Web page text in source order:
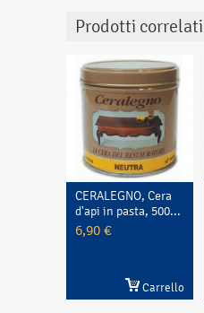
Prodotti correlati
CERALEGNO, Cera
d'api in pasta, 500...
6,90 €
Carrello